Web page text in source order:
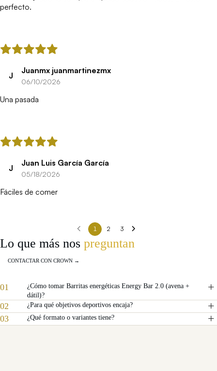
perfecto.
J
Juanmx juanmartinezmx
06/10/2026
Una pasada
J
Juan Luis García García
05/18/2026
Fáciles de comer
1 2 3
Lo que más nos preguntan
CONTACTAR CON CROWN →
01
¿Cómo tomar Barritas energéticas Energy Bar 2.0 (avena +
dátil)?
02 ¿Para qué objetivos deportivos encaja?
03 ¿Qué formato o variantes tiene?